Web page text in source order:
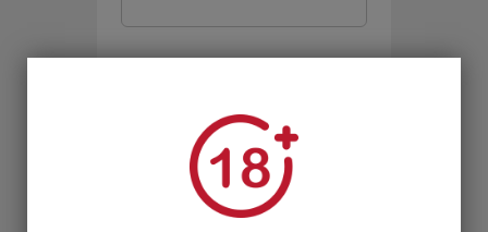
Ξεχάσατε τον κωδικό;
Ή
ΣΥΝΔΕΣΗ ΜΕ ...